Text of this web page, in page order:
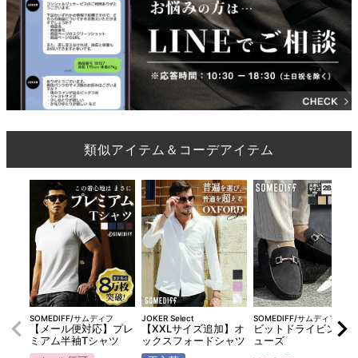
類似アイテム＆コーデアイテム
SOMEDIFF/サムディフ
【メール便対応】プレ
ミアム半袖Tシャツ
JOKER Select
【XXLサイズ追加】オ
ックスフォードシャツ
SOMEDIFF/サムディフ
ビットドライビングシ
ューズ